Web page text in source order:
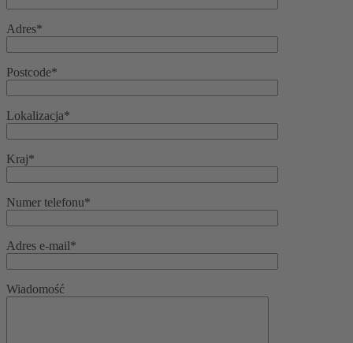
Adres*
Postcode*
Lokalizacja*
Kraj*
Numer telefonu*
Adres e-mail*
Wiadomość